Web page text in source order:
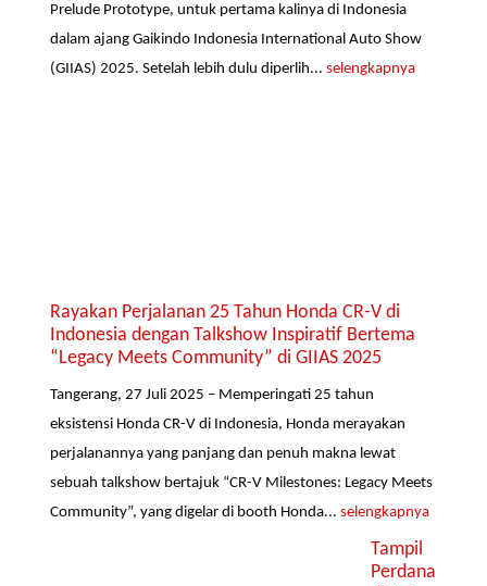
Prelude Prototype, untuk pertama kalinya di Indonesia
dalam ajang Gaikindo Indonesia International Auto Show
(GIIAS) 2025. Setelah lebih dulu diperlih...selengkapnya
Rayakan Perjalanan 25 Tahun Honda CR-V di
Indonesia dengan Talkshow Inspiratif Bertema
“Legacy Meets Community” di GIIAS 2025
Tangerang, 27 Juli 2025 – Memperingati 25 tahun
eksistensi Honda CR-V di Indonesia, Honda merayakan
perjalanannya yang panjang dan penuh makna lewat
sebuah talkshow bertajuk “CR-V Milestones: Legacy Meets
Community”, yang digelar di booth Honda...selengkapnya
Tampil
Perdana